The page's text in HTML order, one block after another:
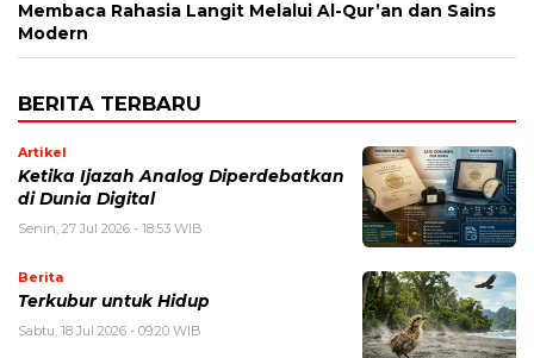
Membaca Rahasia Langit Melalui Al-Qur’an dan Sains
Modern
BERITA TERBARU
Artikel
Ketika Ijazah Analog Diperdebatkan
di Dunia Digital
Senin, 27 Jul 2026 - 18:53 WIB
Berita
Terkubur untuk Hidup
Sabtu, 18 Jul 2026 - 09:20 WIB